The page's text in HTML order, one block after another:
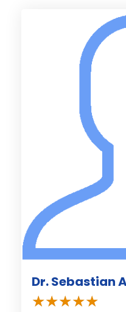
Dr. Sebastian